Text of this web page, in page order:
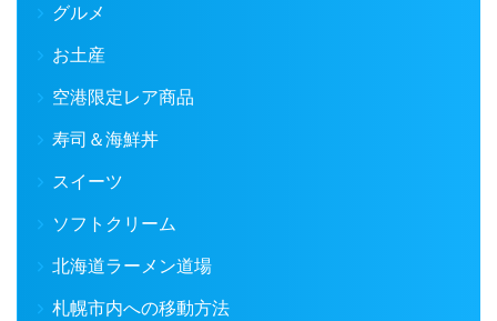
グルメ
お土産
空港限定レア商品
寿司＆海鮮丼
スイーツ
ソフトクリーム
北海道ラーメン道場
札幌市内への移動方法